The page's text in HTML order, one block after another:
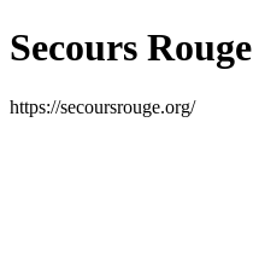
Secours Rouge
https://secoursrouge.org/